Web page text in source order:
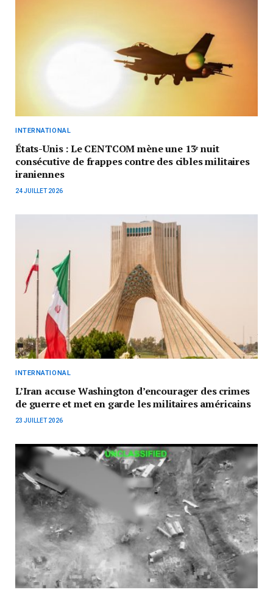
INTERNATIONAL
États-Unis : Le CENTCOM mène une 13ᵉ nuit
consécutive de frappes contre des cibles militaires
iraniennes
24 JUILLET 2026
INTERNATIONAL
L’Iran accuse Washington d’encourager des crimes
de guerre et met en garde les militaires américains
23 JUILLET 2026